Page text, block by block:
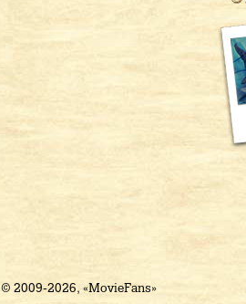
© 2009-2026, «MovieFans»